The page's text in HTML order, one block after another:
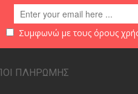
Συμφωνώ με τους όρους
ΠΛΗΡΩΜΗΣ